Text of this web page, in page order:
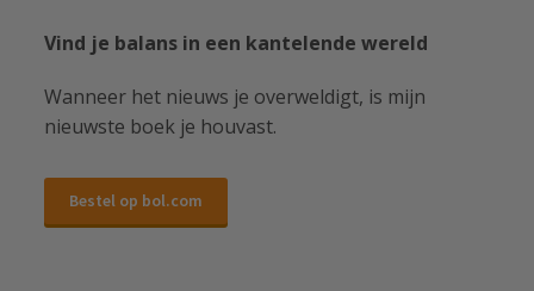
Vind je balans in een kantelende wereld
Wanneer het nieuws je overweldigt, is mijn
nieuwste boek je houvast.
Bestel op bol.com